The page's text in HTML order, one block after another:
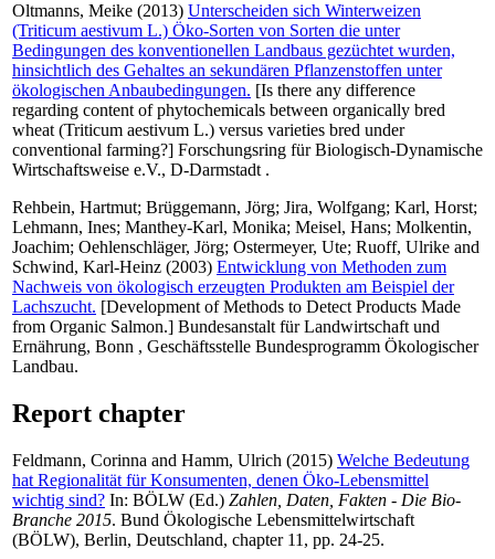
Oltmanns, Meike (2013) Unterscheiden sich Winterweizen
(Triticum aestivum L.) Öko-Sorten von Sorten die unter
Bedingungen des konventionellen Landbaus gezüchtet wurden,
hinsichtlich des Gehaltes an sekundären Pflanzenstoffen unter
ökologischen Anbaubedingungen. [Is there any difference
regarding content of phytochemicals between organically bred
wheat (Triticum aestivum L.) versus varieties bred under
conventional farming?] Forschungsring für Biologisch-Dynamische
Wirtschaftsweise e.V., D-Darmstadt .
Rehbein, Hartmut; Brüggemann, Jörg; Jira, Wolfgang; Karl, Horst;
Lehmann, Ines; Manthey-Karl, Monika; Meisel, Hans; Molkentin,
Joachim; Oehlenschläger, Jörg; Ostermeyer, Ute; Ruoff, Ulrike and
Schwind, Karl-Heinz (2003) Entwicklung von Methoden zum
Nachweis von ökologisch erzeugten Produkten am Beispiel der
Lachszucht. [Development of Methods to Detect Products Made
from Organic Salmon.] Bundesanstalt für Landwirtschaft und
Ernährung, Bonn , Geschäftsstelle Bundesprogramm Ökologischer
Landbau.
Report chapter
Feldmann, Corinna and Hamm, Ulrich (2015) Welche Bedeutung
hat Regionalität für Konsumenten, denen Öko-Lebensmittel
wichtig sind? In: BÖLW (Ed.) Zahlen, Daten, Fakten - Die Bio-
Branche 2015. Bund Ökologische Lebensmittelwirtschaft
(BÖLW), Berlin, Deutschland, chapter 11, pp. 24-25.